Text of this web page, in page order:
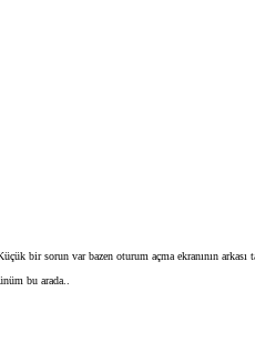
bir sorun var bazen oturum açma ekranının arkası
bu arada..